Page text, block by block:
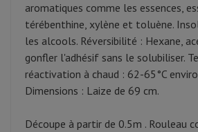
aromatiques comme les essences,
térébenthine, xylène et toluène.
les alcools. Réversibilité : Hexane,
gonfler l'adhésif sans le solubiliser.
réactivation à chaud : 62-65°C
Dimensions : Laize de 69 cm.
Découpe à partir de 0.5m . Rouleau